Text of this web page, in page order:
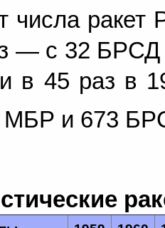
числа
— с 32 БРСД
в 45 раз в
МБР и 673